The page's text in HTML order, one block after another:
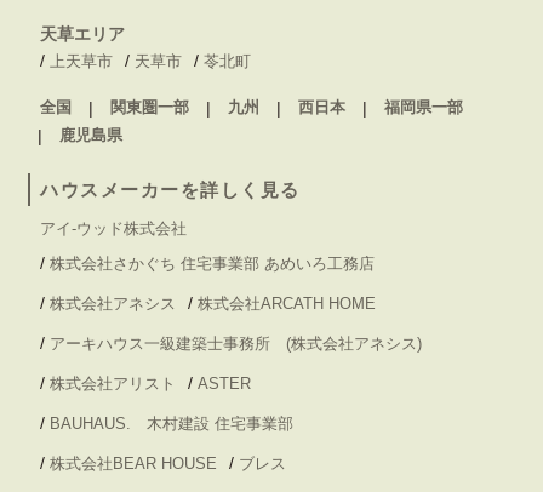
天草エリア
/ 上天草市 / 天草市 / 苓北町
全国 関東圏一部 九州 西日本
福岡県一部
鹿児島県
ハウスメーカーを詳しく見る
アイ-ウッド株式会社
/ 株式会社さかぐち 住宅事業部 あめいろ工務店
/ 株式会社アネシス / 株式会社ARCATH HOME
/ アーキハウス一級建築士事務所 (株式会社アネシス)
/ 株式会社アリスト / ASTER
/ BAUHAUS. 木村建設 住宅事業部
/ 株式会社BEAR HOUSE / ブレス